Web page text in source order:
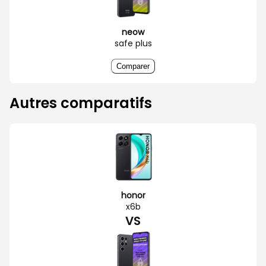
neow
safe plus
Comparer
Autres comparatifs
honor
x6b
VS